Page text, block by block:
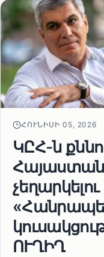
ՀՈՒՆԻՍԻ 05, 2026
ԿԸՀ-ն
չեղարկելու
ՈՒՂԻՂ